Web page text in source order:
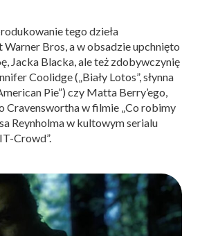
tego dzieła
Bros, a w obsadzie upchnięto
Jacka Blacka, ale też zdobywczynię
Coolidge („Biały Lotos”, słynna
Pie”) czy Matta Berry’ego,
Cravenswortha w filmie „Co robimy
Reynholma w kultowym serialu
Crowd”.